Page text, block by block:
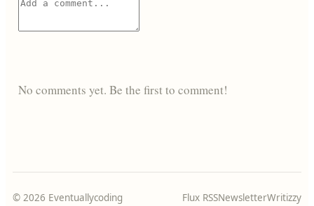
No comments yet. Be the first to comment!
© 2026 Eventuallycoding Flux RSSNewsletterWritizzy